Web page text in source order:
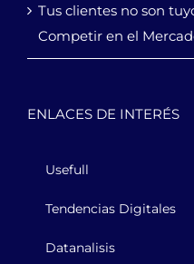
Tus clientes no son
Competir en el
ENLACES DE INTERÉS
Usefull
Tendencias Digitales
Datanalisis